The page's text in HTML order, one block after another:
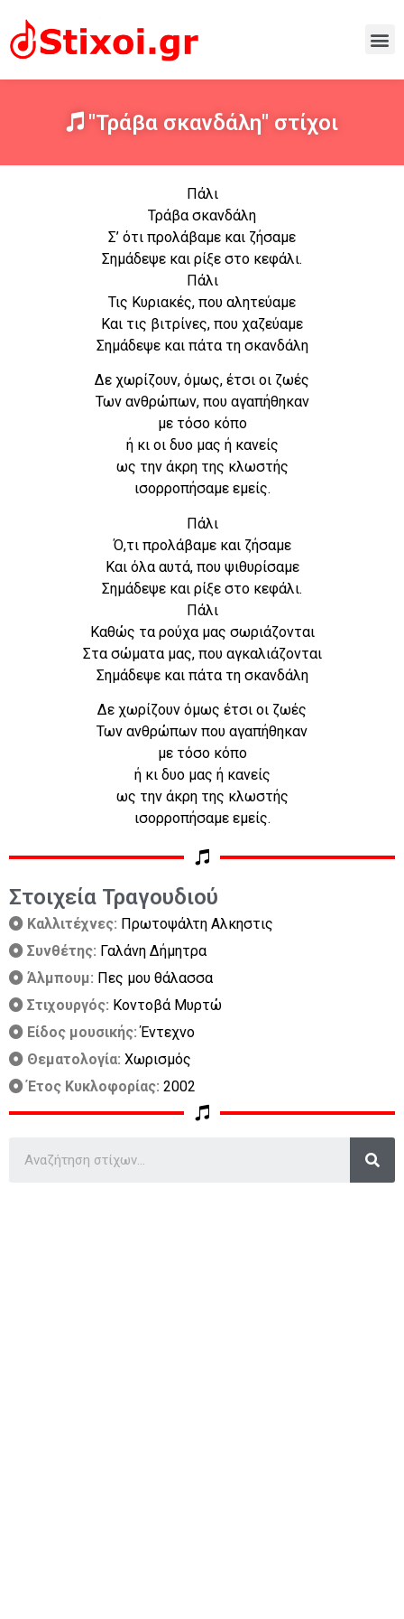
"Τράβα σκανδάλη" στίχοι
Πάλι
Τράβα σκανδάλη
Σ’ ότι προλάβαμε και ζήσαμε
Σημάδεψε και ρίξε στο κεφάλι.
Πάλι
Τις Κυριακές, που αλητεύαμε
Και τις βιτρίνες, που χαζεύαμε
Σημάδεψε και πάτα τη σκανδάλη
Δε χωρίζουν, όμως, έτσι οι ζωές
Των ανθρώπων, που αγαπήθηκαν
με τόσο κόπο
ή κι οι δυο μας ή κανείς
ως την άκρη της κλωστής
ισορροπήσαμε εμείς.
Πάλι
Ό,τι προλάβαμε και ζήσαμε
Και όλα αυτά, που ψιθυρίσαμε
Σημάδεψε και ρίξε στο κεφάλι.
Πάλι
Καθώς τα ρούχα μας σωριάζονται
Στα σώματα μας, που αγκαλιάζονται
Σημάδεψε και πάτα τη σκανδάλη
Δε χωρίζουν όμως έτσι οι ζωές
Των ανθρώπων που αγαπήθηκαν
με τόσο κόπο
ή κι δυο μας ή κανείς
ως την άκρη της κλωστής
ισορροπήσαμε εμείς.
Στοιχεία Τραγουδιού
Καλλιτέχνες: Πρωτοψάλτη Αλκηστις
Συνθέτης: Γαλάνη Δήμητρα
Άλμπουμ: Πες μου θάλασσα
Στιχουργός: Κοντοβά Μυρτώ
Είδος μουσικής:Έντεχνο
Θεματολογία: Χωρισμός
Έτος Κυκλοφορίας: 2002